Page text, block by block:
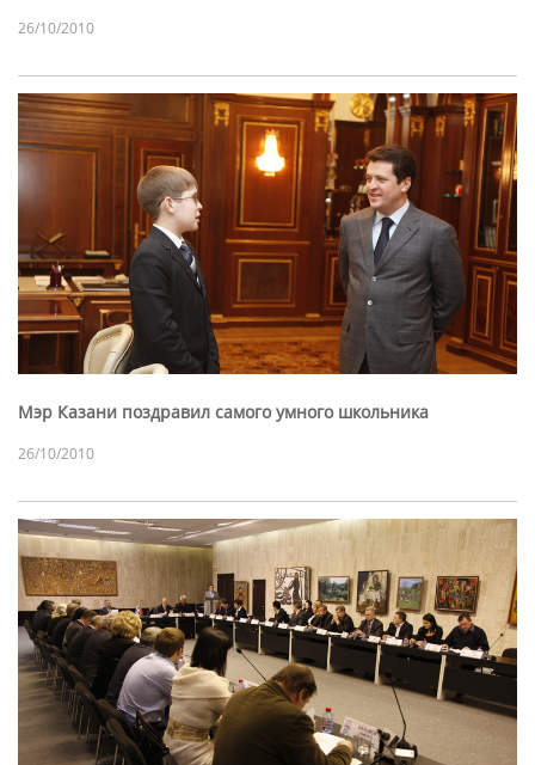
26/10/2010
Мэр Казани поздравил самого умного школьника
26/10/2010